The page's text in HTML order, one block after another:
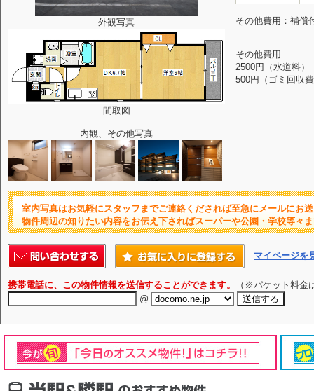
外観写真
間取図
内観、その他写真
その他費用：補償
その他費用
2500円（水道料）
500円（ゴミ回収
室内写真はお気軽にスタッフまでご連絡くだされば至急にメールにお
物件周辺の知りたい内容をお伝え下さればスーパーや公園・学校等々
マイページを
携帯電話に、この物件情報を送信することができます。
（※パケット料金
@